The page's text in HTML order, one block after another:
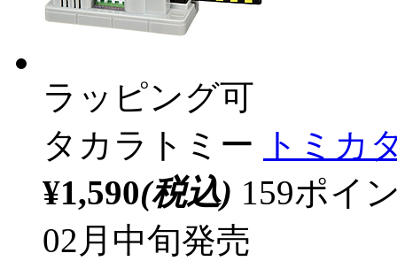
ラッピング可
タカラトミー
トミカ
¥1,590(税込) 159ポイ
02月中旬発売